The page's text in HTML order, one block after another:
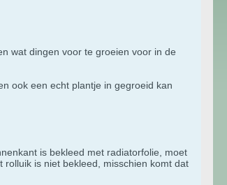
wat dingen voor te groeien voor in de
ook een echt plantje in gegroeid kan
is bekleed met radiatorfolie, moet
is niet bekleed, misschien komt dat